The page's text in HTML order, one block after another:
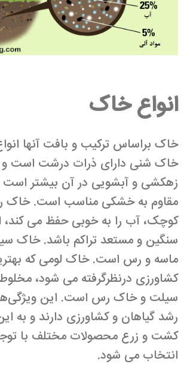
انواع خاک
خاک براساس ترکیب و بافت آنها
خاک شنی دارای ذرات درشت است
زهکشی و آبشویی در آن بیشتر است
مقاوم به خشکی مناسب است. خاک
کوچک، آب را به خوبی حفظ می­ کند،
سنگین و مستعد تراکم باشد. خاک
ماسه و رس است. خاک لومی که
کشاورزی در­نظر­گرفته ­می ­شود،
سیلت و خاک رس است. این ویژگی‌ها
رشد گیاهان و کشاورزی دارند و به
کشت‌ و زرع محصولات مختلف با توجه
انتخاب می شود.